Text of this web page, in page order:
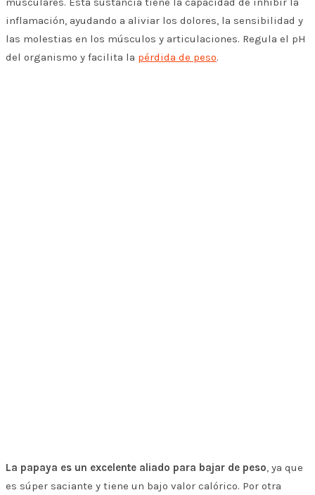
inflamación, ayudando a aliviar los dolores, la sensibilidad y
las molestias en los músculos y articulaciones. Regula el pH
del organismo y facilita la pérdida de peso.
La papaya es un excelente aliado para bajar de peso, ya que
es súper saciante y tiene un bajo valor calórico. Por otra